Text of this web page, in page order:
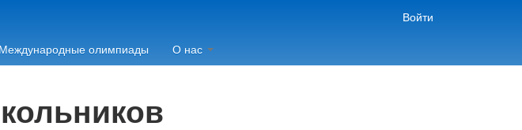
Войти
Международные олимпиады О нас